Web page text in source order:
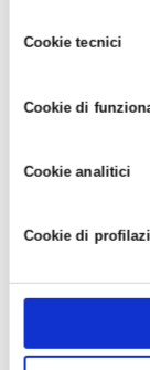
cookie". Cliccare
impostazioni di
quelli tecnici.
delCookie tecnici
Cookie di
Cookie analitici
Cookie di
famiglia e la
figli, che la